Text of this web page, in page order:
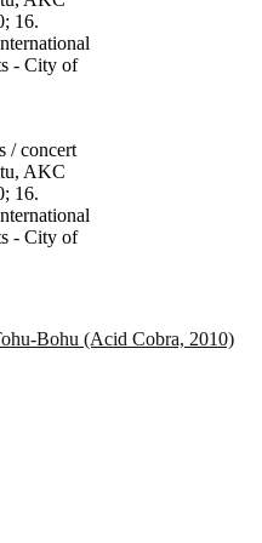
16.
- City of
/ concert
AKC
16.
- City of
Bohu (Acid Cobra, 2010)